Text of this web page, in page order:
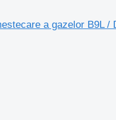
a gazelor B9L /